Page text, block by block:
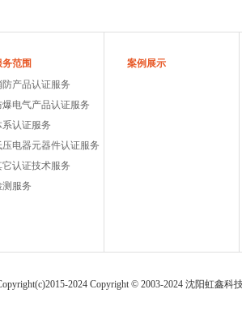
务范围
防产品认证服务
爆电气产品认证服务
系认证服务
压电器元器件认证服务
它认证技术服务
测服务
案例展示
2024 Copyright © 2003-2024 沈阳虹鑫科